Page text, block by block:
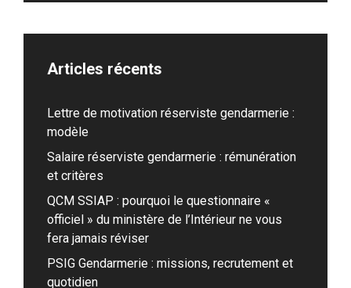
Articles récents
Lettre de motivation réserviste gendarmerie :
modèle
Salaire réserviste gendarmerie : rémunération
et critères
QCM SSIAP : pourquoi le questionnaire «
officiel » du ministère de l’Intérieur ne vous
fera jamais réviser
PSIG Gendarmerie : missions, recrutement et
quotidien